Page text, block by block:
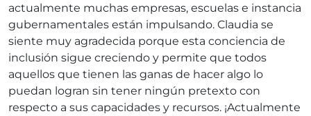
actualmente muchas empresas, escuelas e instancia
gubernamentales están impulsando. Claudia se
siente muy agradecida porque esta conciencia de
inclusión sigue creciendo y permite que todos
aquellos que tienen las ganas de hacer algo lo
puedan logran sin tener ningún pretexto con
respecto a sus capacidades y recursos. ¡Actualmente